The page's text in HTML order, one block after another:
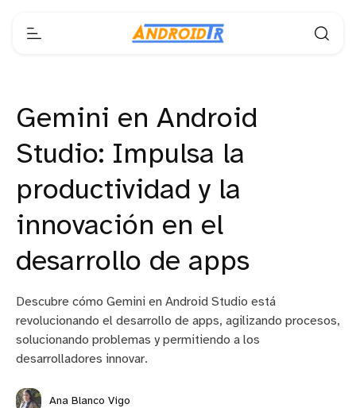
Gemini en Android
Studio: Impulsa la
productividad y la
innovación en el
desarrollo de apps
Descubre cómo Gemini en Android Studio está
revolucionando el desarrollo de apps, agilizando procesos,
solucionando problemas y permitiendo a los
desarrolladores innovar.
Ana Blanco Vigo